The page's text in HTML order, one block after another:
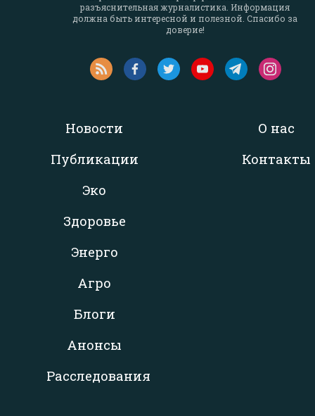
разъяснительная журналистика. Информация
должна быть интересной и полезной. Спасибо за
доверие!
Новости
Публикации
Эко
Здоровье
Энерго
Агро
Блоги
Анонсы
Расследования
О нас
Контакты